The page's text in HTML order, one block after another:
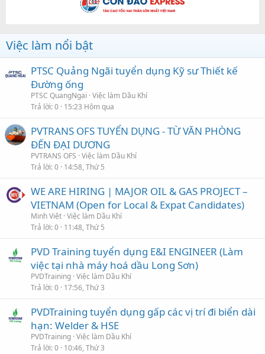
Việc làm nổi bật
PTSC Quảng Ngãi tuyển dụng Kỹ sư Thiết kế
Đường ống
PTSC QuangNgai Việc làm Dầu Khí
Trả lời 0 15:23 Hôm qua
PVTRANS OFS TUYỂN DỤNG - TỪ VĂN PHÒNG
ĐẾN ĐẠI DƯƠNG
PVTRANS OFS Việc làm Dầu Khí
Trả lời 0 14:58, Thứ 5
WE ARE HIRING | MAJOR OIL & GAS PROJECT –
VIETNAM (Open for Local & Expat Candidates)
Minh Việt Việc làm Dầu Khí
Trả lời 0 11:48, Thứ 5
PVD Training tuyển dụng E&I ENGINEER (Làm
việc tại nhà máy hoá dầu Long Sơn)
PVDTraining Việc làm Dầu Khí
Trả lời 0 17:56, Thứ 3
PVDTraining tuyển dụng gấp các vị trí đi biển dài
hạn: Welder & HSE
PVDTraining Việc làm Dầu Khí
Trả lời 0 10:46, Thứ 3